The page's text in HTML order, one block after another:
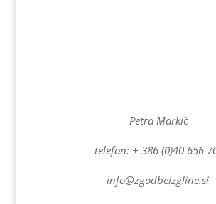
Petra Markič
telefon: + 386 (0)40 656
info@zgodbeizgline.si